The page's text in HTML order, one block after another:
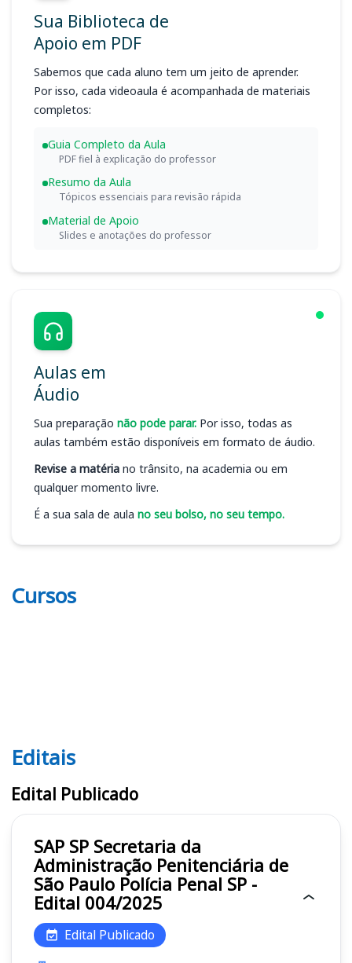
Sua Biblioteca de
Apoio em PDF
Sabemos que cada aluno tem um jeito de aprender.
Por isso, cada videoaula é acompanhada de materiais
completos:
Guia Completo da Aula
PDF fiel à explicação do professor
Resumo da Aula
Tópicos essenciais para revisão rápida
Material de Apoio
Slides e anotações do professor
Aulas em
Áudio
Sua preparação não pode parar. Por isso, todas as
aulas também estão disponíveis em formato de áudio.
Revise a matéria no trânsito, na academia ou em
qualquer momento livre.
É a sua sala de aula no seu bolso, no seu tempo.
Cursos
Editais SAP SP
Editais
Edital Publicado
SAP SP Secretaria da
Administração Penitenciária de
São Paulo Polícia Penal SP -
Edital 004/2025
Edital Publicado